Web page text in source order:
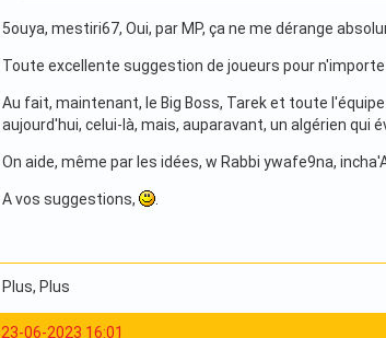
5ouya, mestiri67, Oui, par MP, ça ne me dérange
Toute excellente suggestion de joueurs pour
Au fait, maintenant, le Big Boss, Tarek et toute
aujourd'hui, celui-là, mais, auparavant, un algérien qui
On aide, même par les idées, w Rabbi ywafe9na,
A vos suggestions,
Plus, Plus
23-06-2023 16:01